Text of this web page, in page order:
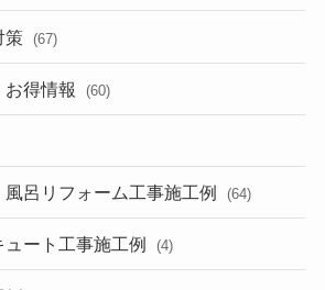
策 (67)
得情報 (60)
呂リフォーム工事施工例 (64)
ート工事施工例 (4)